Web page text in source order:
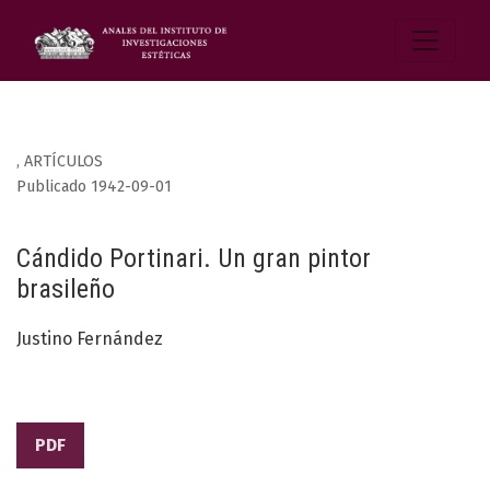
, ARTÍCULOS
Cándido Portinari. Un gran pintor
brasileño
Publicado 1942-09-01
Justino Fernández
PDF